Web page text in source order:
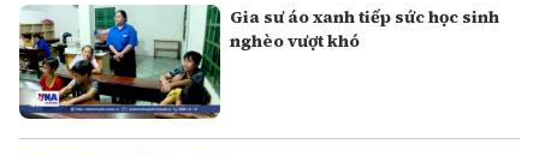
Gia sư áo xanh tiếp sức học sinh
nghèo vượt khó